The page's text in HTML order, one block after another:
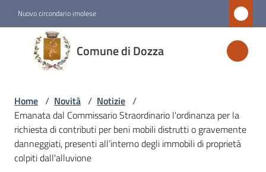
Nuovo circondario imolese
Comune di Dozza
Comune
di
Dozza
Amministrazione
Novità
Home / Novità / Notizie /
Emanata dal Commissario Straordinario l'ordinanza per la
richiesta di contributi per beni mobili distrutti o gravemente
danneggiati, presenti all’interno degli immobili di proprietà
colpiti dall'alluvione